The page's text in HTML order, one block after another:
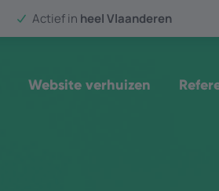
Actief in heel Vlaanderen
Website verhuizen